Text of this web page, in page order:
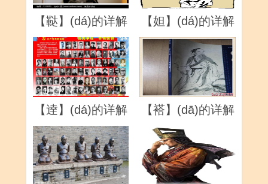
【鞑】(dá)的详解 【妲】(dá)的详解
【逹】(dá)的详解 【褡】(dā)的详解